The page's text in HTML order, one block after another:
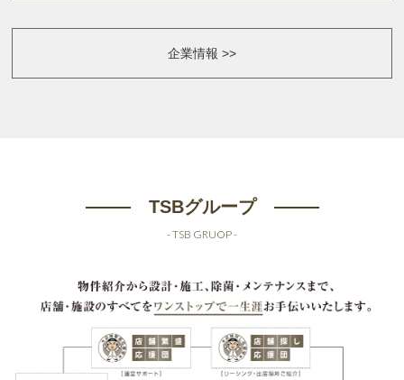
企業情報 >>
TSBグループ
- TSB GRUOP -